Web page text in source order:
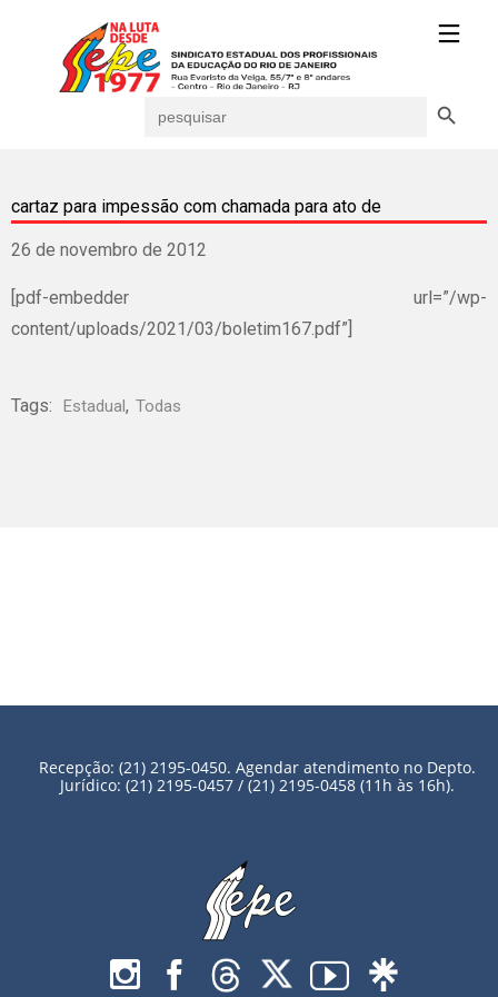
for:
cartaz para impessão com chamada para ato de
26 de novembro de 2012
[pdf-embedder url=”/wp-
content/uploads/2021/03/boletim167.pdf”]
Tags: Estadual, Todas
Recepção: (21) 2195-0450. Agendar atendimento no Depto.
Jurídico: (21) 2195-0457 / (21) 2195-0458 (11h às 16h).